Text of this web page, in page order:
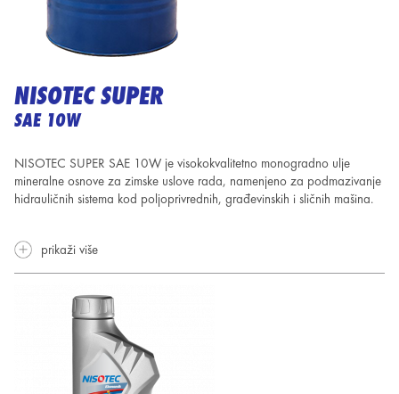
NISOTEC SUPER
SAE 10W
NISOTEC SUPER SAE 10W je visokokvalitetno monogradno ulje
mineralne osnove za zimske uslove rada, namenjeno za podmazivanje
hidrauličnih sistema kod poljoprivrednih, građevinskih i sličnih mašina.
prikaži više